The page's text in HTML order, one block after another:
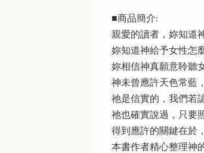
■商品簡介:
親愛的讀者，妳知道
妳知道神給予女性怎
妳相信神真願意聆聽
神未曾應許天色常藍
祂是信實的，我們若
祂也確實說過，只要
得到應許的關鍵在於
本書作者精心整理神